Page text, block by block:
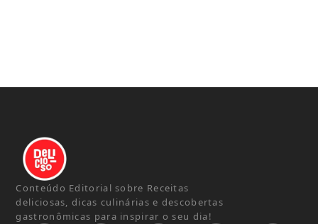
Conteúdo Editorial sobre Receitas
deliciosas, dicas culinárias e descobertas
gastronômicas para inspirar o seu dia!